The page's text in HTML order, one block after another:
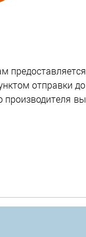
предоставляется
отправки до
производителя вы